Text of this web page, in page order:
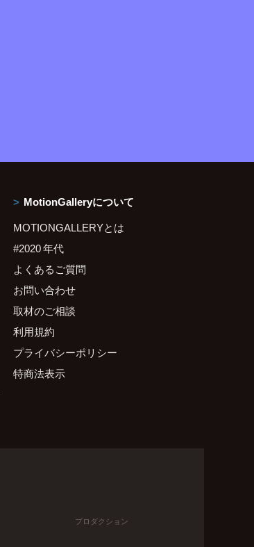
MotionGalleryについて
MOTIONGALLERYとは
#2020 年代
よくあるご質問
お問い合わせ
取材のご相談
利用規約
プライバシーポリシー
特商法表示
プロダクション